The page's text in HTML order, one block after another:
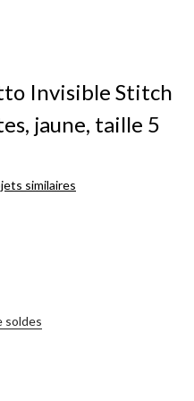
Invisible Stitch
jaune, taille 5
similaires
soldes